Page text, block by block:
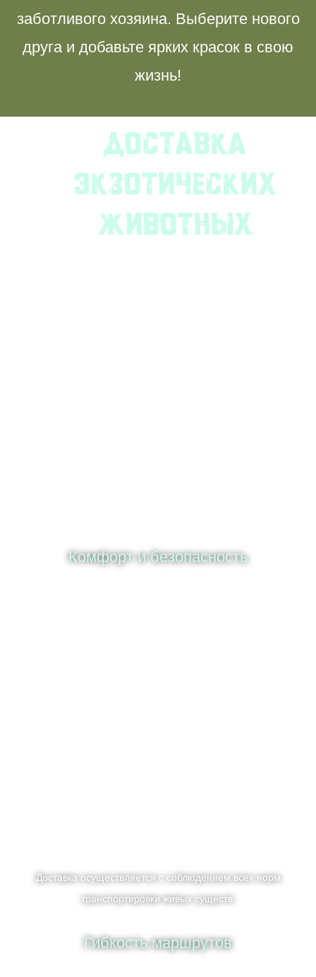
заботливого хозяина. Выберите нового
друга и добавьте ярких красок в свою
жизнь!
доставка
экзотических
животных
Комфорт и безопасность
Доставка осуществляется с соблюдением всех норм
транспортировки живых существ.
Гибкость маршрутов